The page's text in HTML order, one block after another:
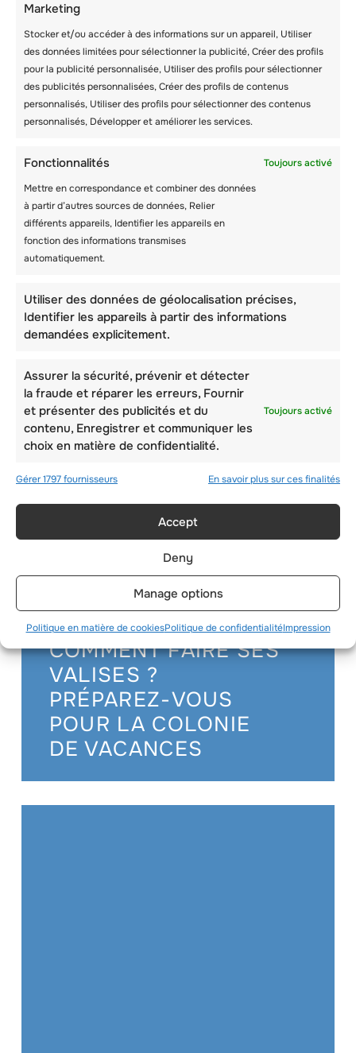
Marketing
Stocker et/ou accéder à des informations sur un appareil, Utiliser
des données limitées pour sélectionner la publicité, Créer des profils
pour la publicité personnalisée, Utiliser des profils pour sélectionner
des publicités personnalisées, Créer des profils de contenus
personnalisés, Utiliser des profils pour sélectionner des contenus
personnalisés, Développer et améliorer les services.
Fonctionnalités
Toujours activé
Mettre en correspondance et combiner des données
à partir d’autres sources de données, Relier
différents appareils, Identifier les appareils en
fonction des informations transmises
automatiquement.
Utiliser des données de géolocalisation précises,
Identifier les appareils à partir des informations
demandées explicitement.
Assurer la sécurité, prévenir et détecter
la fraude et réparer les erreurs, Fournir
et présenter des publicités et du
contenu, Enregistrer et communiquer les
choix en matière de confidentialité.
Toujours activé
Gérer 1797 fournisseurs En savoir plus sur ces finalités
Accept
Deny
Manage options
Politique en matière de cookiesPolitique de confidentialitéImpression
21 CONSEILS DE
SANTÉ POUR LES
COLONIES DE
VACANCES EN
SUISSE
COMMENT FAIRE SES
VALISES ?
PRÉPAREZ-VOUS
POUR LA COLONIE
DE VACANCES